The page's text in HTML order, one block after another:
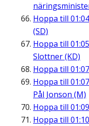
Hoppa till
(SD)
Hoppa till
Slottner (KD)
Hoppa till
Hoppa till
Pål Jonson (M)
Hoppa till
Hoppa till